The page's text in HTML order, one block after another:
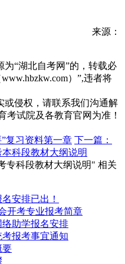
来源：
“湖北自考网”的，转载必
）”,违者将
或侵权，请联系我们沟通解
考试院及各教育官网为准！
复习资料第一章 下一篇：
科段教材大纲说明
专科段教材大纲说明" 相关
安排已出！
开考专业报考简章
络助学报名安排
考报考事宜通知
要